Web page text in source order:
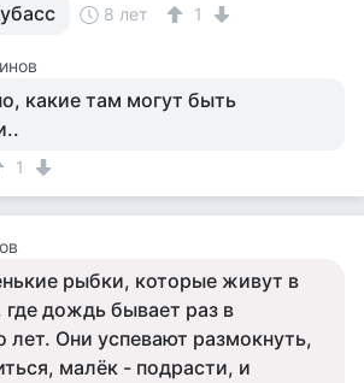
8 лет 1
какие там могут быть
1
рыбки, которые живут в
где дождь бывает раз в
лет. Они успевают размокнуть,
малёк - подрасти, и